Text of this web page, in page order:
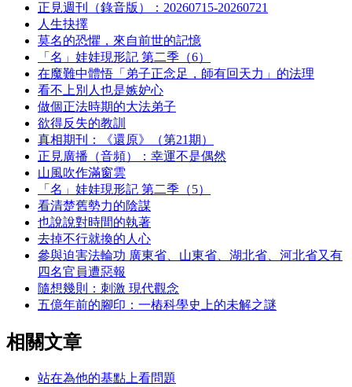
正見週刊（錄音版）：20260715-20260721
人生抉擇
莫名的恐懼，來自前世的記憶
「名」娃娃現形記 第二季（6）
在魔難中體悟「弟子正念足，師有回天力」的法理
看不上別人也是嫉妒心
做個正法時期的大法弟子
欲得反失的教訓
真相期刊：《還原》（第21期）
正見廣播（音頻）：幸運不是偶然
山風吹作滿窗雲
「名」娃娃現形記 第二季（5）
看清楚舊勢力的陰謀
也說說對時間的執著
去掉不行就換的人心
參與迫害法輪功 廣東省、山東省、湖北省、河北省又有
四名官員遭惡報
隨想幾則：刺激 現代觀念
五億年前的腳印：一樁科學史上的未解之謎
相關文章
站在為他的基點上看問題